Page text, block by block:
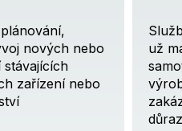
Služba může zahrnovat ať
už malé úpravy nebo
samotnou konstrukci a
výrobu prototypů na
zakázku, kde klademe